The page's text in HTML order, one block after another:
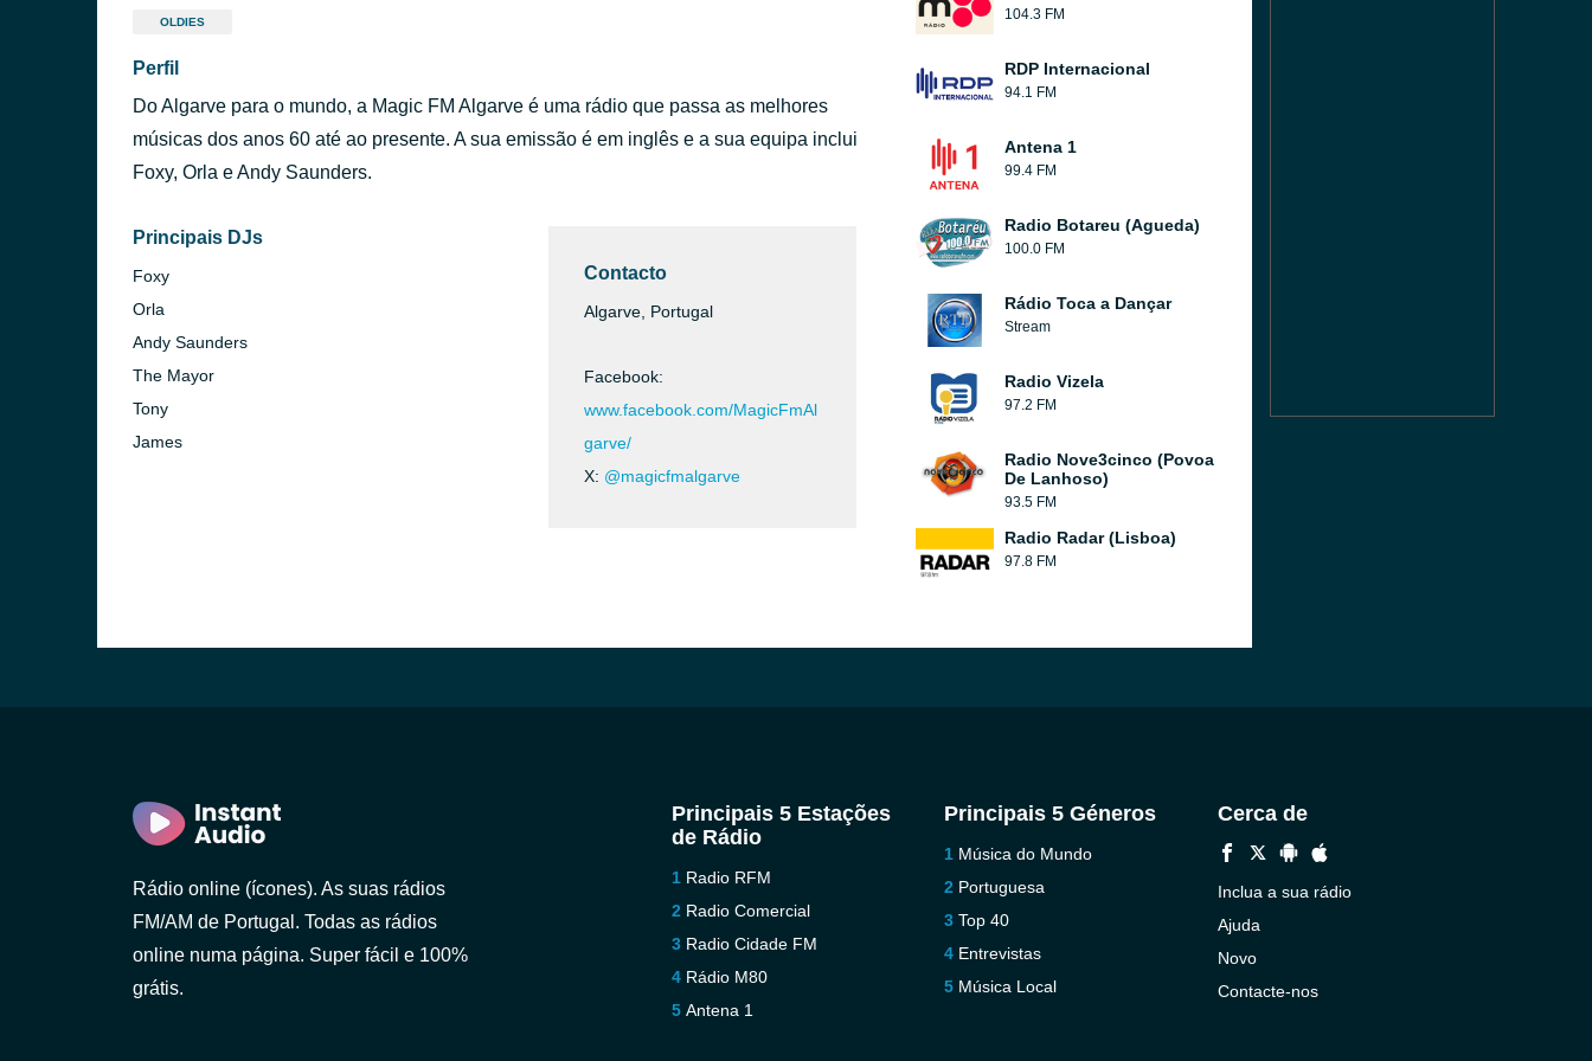
OLDIES
Perfil
Do Algarve para o mundo, a Magic FM Algarve é uma rádio que passa as melhores
músicas dos anos 60 até ao presente. A sua emissão é em inglês e a sua equipa inclui
Foxy, Orla e Andy Saunders.
Principais DJs
Foxy
Orla
Andy Saunders
The Mayor
Tony
James
Contacto
Algarve, Portugal
Facebook:
www.facebook.com/MagicFmAl
garve/
X: @magicfmalgarve
104.3 FM
RDP Internacional
94.1 FM
Antena 1
99.4 FM
Radio Botareu (Agueda)
100.0 FM
Rádio Toca a Dançar
Stream
Radio Vizela
97.2 FM
Radio Nove3cinco (Povoa
De Lanhoso)
93.5 FM
Radio Radar (Lisboa)
97.8 FM
Rádio online (ícones). As suas rádios
FM/AM de Portugal. Todas as rádios
online numa página. Super fácil e 100%
grátis.
Principais 5 Estações
de Rádio
Radio RFM
Radio Comercial
Radio Cidade FM
Rádio M80
Antena 1
Principais 5 Géneros
Música do Mundo
Portuguesa
Top 40
Entrevistas
Música Local
Cerca de
Inclua a sua rádio
Ajuda
Novo
Contacte-nos